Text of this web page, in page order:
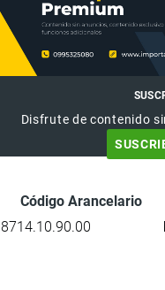
Disfrute de contenido
Código Arancelario
8714.10.90.00